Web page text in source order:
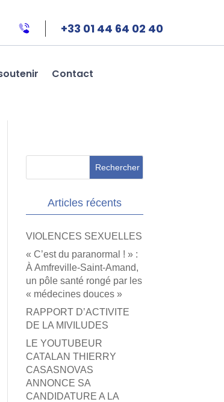
+33 01 44 64 02 40
Contact
Articles récents
VIOLENCES SEXUELLES
« C’est du paranormal ! » :
À Amfreville-Saint-Amand,
un pôle santé rongé par les
« médecines douces »
RAPPORT D’ACTIVITE
DE LA MIVILUDES
LE YOUTUBEUR
CATALAN THIERRY
CASASNOVAS
ANNONCE SA
CANDIDATURE A LA